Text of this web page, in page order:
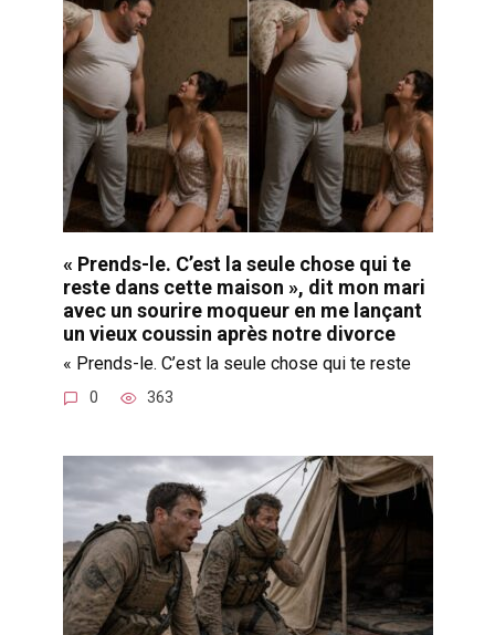
« Prends-le. C’est la seule chose qui te
reste dans cette maison », dit mon mari
avec un sourire moqueur en me lançant
un vieux coussin après notre divorce
« Prends-le. C’est la seule chose qui te reste
0 363